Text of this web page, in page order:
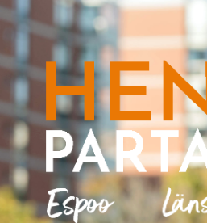
Skip
to
content